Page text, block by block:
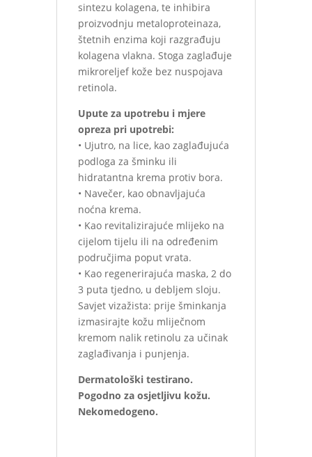
sintezu kolagena, te inhibira
proizvodnju metaloproteinaza,
štetnih enzima koji razgrađuju
kolagena vlakna. Stoga zaglađuje
mikroreljef kože bez nuspojava
retinola.
Upute za upotrebu i mjere
opreza pri upotrebi:
• Ujutro, na lice, kao zaglađujuća
podloga za šminku ili
hidratantna krema protiv bora.
• Navečer, kao obnavljajuća
noćna krema.
• Kao revitalizirajuće mlijeko na
cijelom tijelu ili na određenim
područjima poput vrata.
• Kao regenerirajuća maska, 2 do
3 puta tjedno, u debljem sloju.
Savjet vizažista: prije šminkanja
izmasirajte kožu mliječnom
kremom nalik retinolu za učinak
zaglađivanja i punjenja.
Dermatološki testirano.
Pogodno za osjetljivu kožu.
Nekomedogeno.